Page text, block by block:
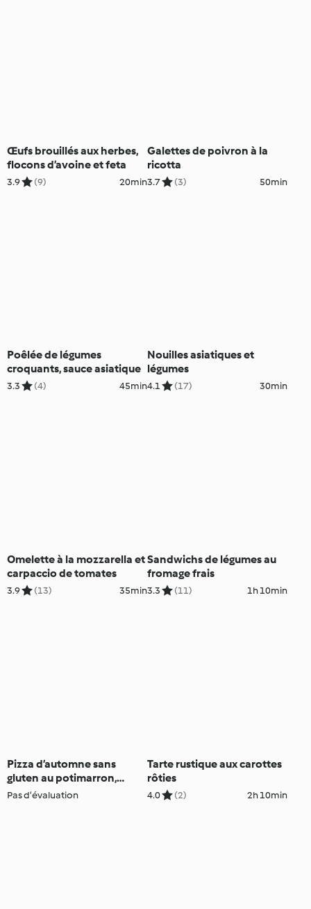
Œufs brouillés aux herbes,
flocons d’avoine et feta
3.9 (9) 20min
Galettes de poivron à la
ricotta
3.7 (3) 50min
Poêlée de légumes
croquants, sauce asiatique
3.3 (4) 45min
Nouilles asiatiques et
légumes
4.1 (17) 30min
Omelette à la mozzarella et
carpaccio de tomates
3.9 (13) 35min
Sandwichs de légumes au
fromage frais
3.3 (11) 1h 10min
Pizza d’automne sans
gluten au potimarron,
roquefort et girolles
Pas d’évaluation
Tarte rustique aux carottes
rôties
4.0 (2) 2h 10min